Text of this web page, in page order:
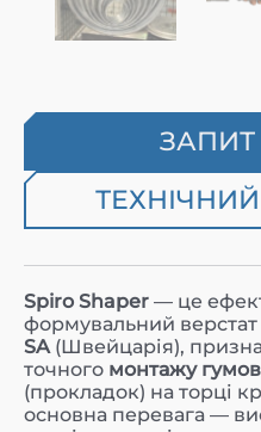
ЗАПИТ
Spiro Shaper — це
формувальний верстат
SA(Швейцарія),
точного монтажу
(прокладок) на торці
основна перевага —